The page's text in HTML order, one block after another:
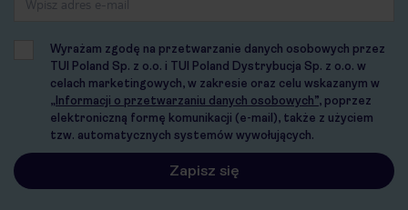
Wyrażam zgodę na przetwarzanie danych osobowych przez
TUI Poland Sp. z o.o. i TUI Poland Dystrybucja Sp. z o.o. w
celach marketingowych, w zakresie oraz celu wskazanym w
„Informacji o przetwarzaniu danych osobowych”, poprzez
elektroniczną formę komunikacji (e-mail), także z użyciem
tzw. automatycznych systemów wywołujących.